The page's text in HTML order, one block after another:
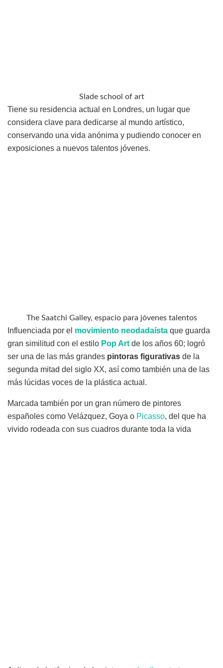
Slade school of art
Tiene su residencia actual en Londres, un lugar que
considera clave para dedicarse al mundo artístico,
conservando una vida anónima y pudiendo conocer en
exposiciones a nuevos talentos jóvenes.
The Saatchi Galley, espacio para jóvenes talentos
Influenciada por el movimiento neodadaísta que guarda
gran similitud con el estilo Pop Art de los años 60; logró
ser una de las más grandes pintoras figurativas de la
segunda mitad del siglo XX, así como también una de las
más lúcidas voces de la plástica actual.
Marcada también por un gran número de pintores
españoles como Velázquez, Goya o Picasso, del que ha
vivido rodeada con sus cuadros durante toda la vida